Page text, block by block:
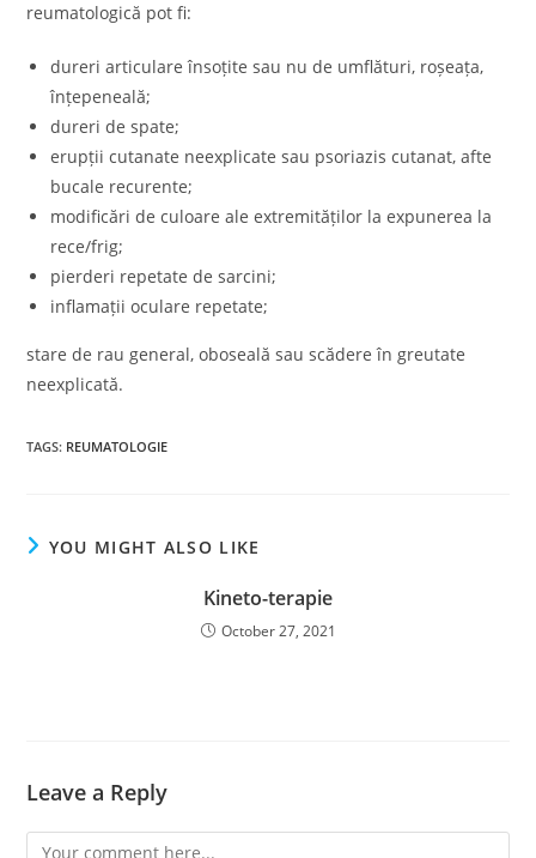
reumatologică pot fi:
dureri articulare însoțite sau nu de umflături, roșeața,
înțepeneală;
dureri de spate;
erupții cutanate neexplicate sau psoriazis cutanat, afte
bucale recurente;
modificări de culoare ale extremităților la expunerea la
rece/frig;
pierderi repetate de sarcini;
inflamații oculare repetate;
stare de rau general, oboseală sau scădere în greutate
neexplicată.
TAGS: REUMATOLOGIE
YOU MIGHT ALSO LIKE
Kineto-terapie
October 27, 2021
Leave a Reply
Comment